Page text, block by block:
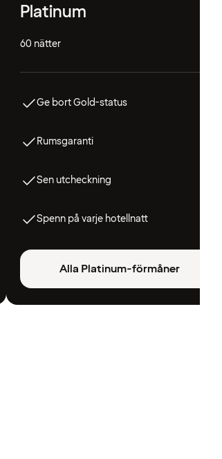
Platinum
60 nätter
Ge bort Gold-status
Rumsgaranti
Sen utcheckning
Spenn på varje hotellnatt
Alla Platinum-förmåner